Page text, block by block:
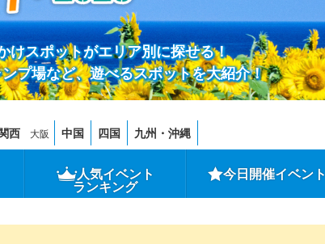
けスポットがエリア別に探せる！
プ場など、遊べるスポットを大紹介！
西 大阪 中国 四国 九州・沖縄
人気イベント
ランキング
今日開催イベント